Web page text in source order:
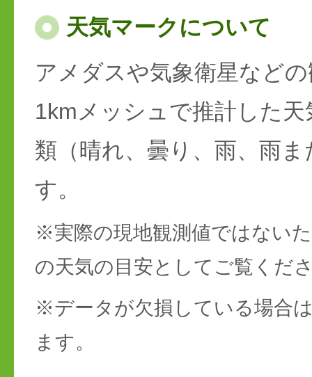
天気マークについて
アメダスや気象衛星など
1kmメッシュで推計した
類（晴れ、曇り、雨、雨
す。
※実際の現地観測値ではない
の天気の目安としてご覧くだ
※データが欠損している場合
ます。